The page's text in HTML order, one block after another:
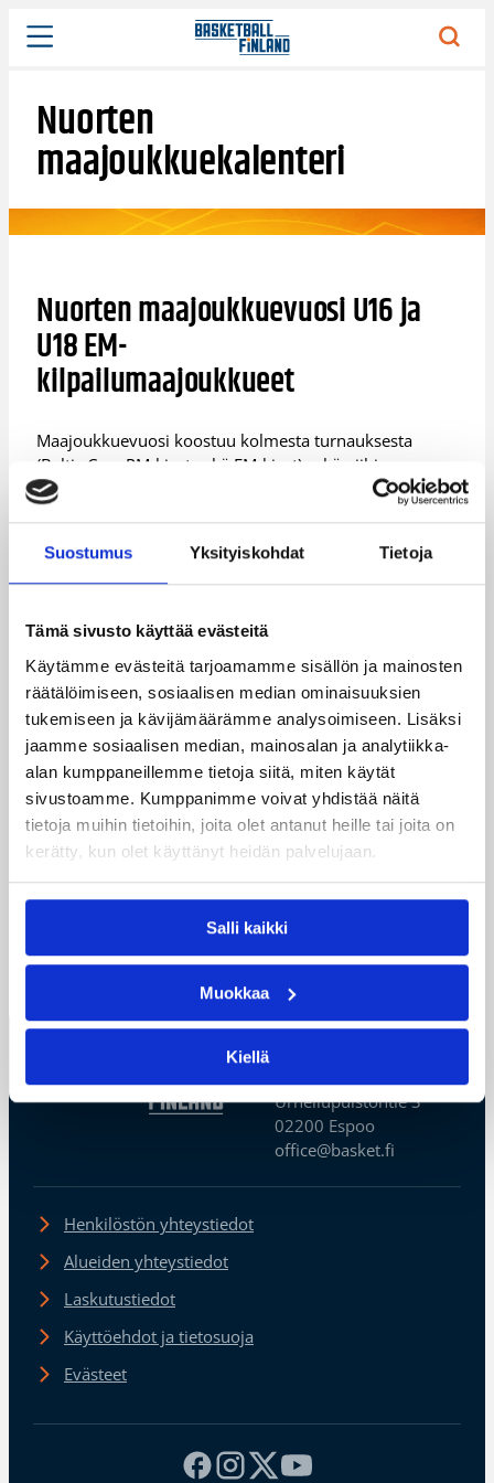
Suostumus Yksityiskohdat Tietoja
Tämä sivusto käyttää evästeitä
Käytämme evästeitä tarjoamamme sisällön ja mainosten
räätälöimiseen, sosiaalisen median ominaisuuksien
tukemiseen ja kävijämäärämme analysoimiseen. Lisäksi
jaamme sosiaalisen median, mainosalan ja analytiikka-
alan kumppaneillemme tietoja siitä, miten käytät
sivustoamme. Kumppanimme voivat yhdistää näitä
tietoja muihin tietoihin, joita olet antanut heille tai joita on
kerätty, kun olet käyttänyt heidän palvelujaan.
Salli kaikki
Muokkaa
Kiellä
Siirry
sisältöön
Nuorten
maajoukkuekalenteri
Nuorten maajoukkuevuosi U16 ja
U18 EM-
kilpailumaajoukkueet
Maajoukkuevuosi koostuu kolmesta turnauksesta
(Baltic Cup, PM-kisat sekä EM-kisat) sekä niihin
valmistavista leireistä. Jokainen maajoukkue leireilee
vuoden aikana noin 55-60 päivää, joista ulkomailla
kuuluu myös kevään maajoukkueleirit SUSI Training
Centerissä, Kisakalliossa Lohjalla, jonka aikana
tarvittaessa lihastasapainokartoitus fysioterapeutin
toimesta. Näiden avulla pelaajilla on mahdollisuus
saada henkilökohtaiset harjoitteluohjeet omien
ominaisuuksien parantamiseen.
U20 vuotiaiden ja U15 vuotiaiden ohjelma
räätälöidään noin 30-40 päivän mittaiseksi
valmistautumisjaksoksi.
Linkki maajoukkuekalenteriin
https://tapahtumat-basket-
fi.pwire.fi/tapahtumat/tag/mj-leiri
Urheilupuistontie 3
02200 Espoo
office@basket.fi
Henkilöstön yhteystiedot
Alueiden yhteystiedot
Laskutustiedot
Käyttöehdot ja tietosuoja
Evästeet